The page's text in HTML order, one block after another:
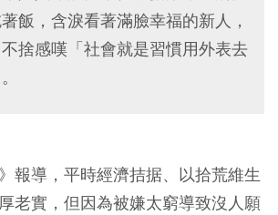
飯，含淚看著滿臉幸福的新人，
捨感嘆「社會就是習慣用外表去
報導，平時經濟拮据、以拾荒維生
老實，但因為被嫌太窮導致沒人願